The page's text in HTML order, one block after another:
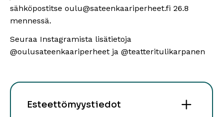
sähköpostitse oulu@sateenkaariperheet.fi 26.8
mennessä.
Seuraa Instagramista lisätietoja
@oulusateenkaariperheet ja @teatteritulikarpanen
Esteettömyystiedot